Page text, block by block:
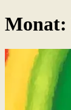
Monat: